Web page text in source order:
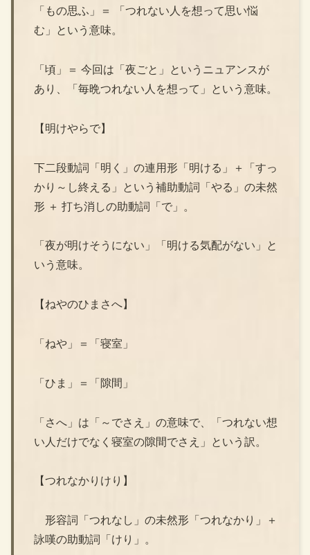
「もの思ふ」＝ 「つれない人を想って思い悩
む」という意味。
「頃」＝ 今回は「夜ごと」というニュアンスが
あり、「毎晩つれない人を想って」という意味。
【明けやらで】
下二段動詞「明く」の連用形「明ける」＋「すっ
かり～し終える」という補助動詞「やる」の未然
形 ＋ 打ち消しの助動詞「で」。
「夜が明けそうにない」「明ける気配がない」と
いう意味。
【ねやのひまさへ】
「ねや」＝「寝室」
「ひま」＝「隙間」
「さへ」は「～でさえ」の意味で、「つれない想
い人だけでなく寝室の隙間でさえ」という訳。
【つれなかりけり】
形容詞「つれなし」の未然形「つれなかり」＋
詠嘆の助動詞「けり」。